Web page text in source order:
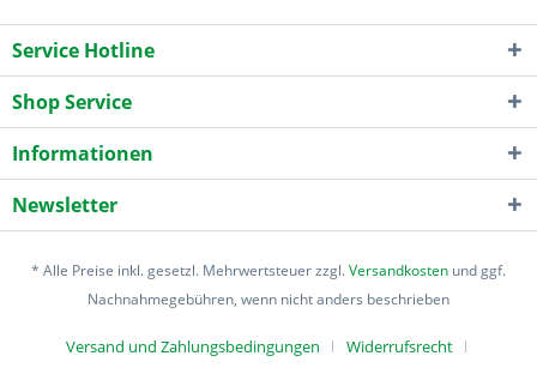
Service Hotline
Shop Service
Informationen
Newsletter
* Alle Preise inkl. gesetzl. Mehrwertsteuer zzgl.Versandkosten und ggf.
Nachnahmegebühren, wenn nicht anders beschrieben
Versand und Zahlungsbedingungen Widerrufsrecht